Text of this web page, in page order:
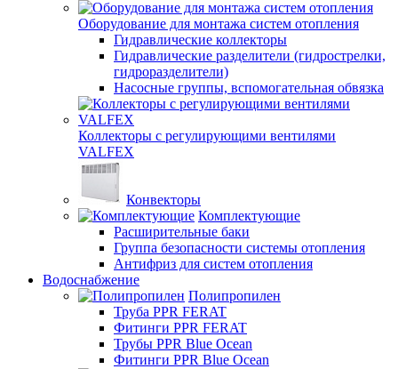
Оборудование для монтажа систем отопления
Гидравлические коллекторы
Гидравлические разделители (гидрострелки,
гидроразделители)
Насосные группы, вспомогательная обвязка
Коллекторы с регулирующими вентилями
VALFEX
Конвекторы
Комплектующие
Расширительные баки
Группа безопасности системы отопления
Антифриз для систем отопления
Водоснабжение
Полипропилен
Труба PPR FERAT
Фитинги PPR FERAT
Трубы PPR Blue Ocean
Фитинги PPR Blue Ocean